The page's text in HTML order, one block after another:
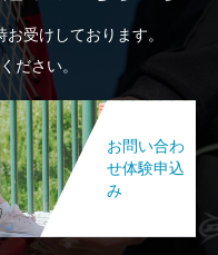
受けしております。
ださい。
お問い合わ
せ体験申込
み